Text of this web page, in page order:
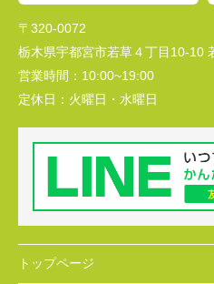
〒320-0072
栃木県宇都宮市若草４丁目10-10
営業時間： 10:00~19:00
定休日： 火曜日・水曜日
トップページ